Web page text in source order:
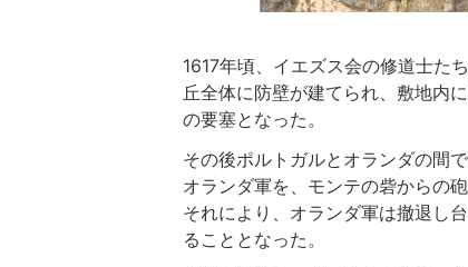
1617年頃、イエズス会の修道士た
丘全体に防壁が建てられ、敷地内
の要塞となった。
その後ポルトガルとオランダの間
オランダ軍を、モンテの砦からの砲
それにより、オランダ軍は撤退し
ることとなった。